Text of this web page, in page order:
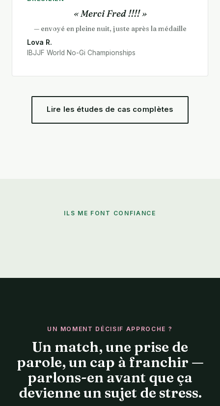
« Merci Fred !!!! »
— envoyé en pleine nuit, juste après la médaille
Lova R.
IBJJF World No-Gi Championships
Lire les études de cas complètes
ILS ME FONT CONFIANCE
UN MOMENT DÉCISIF APPROCHE ?
Un match, une prise de
parole, un cap à franchir —
parlons-en avant que ça
devienne un sujet de stress.